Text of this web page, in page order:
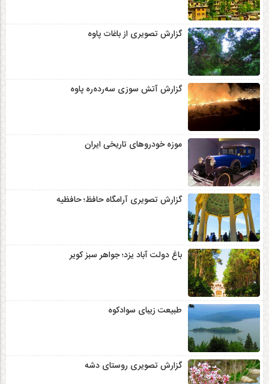
گزارش تصویری از باغات پاوه
گزارش آتش سوزی سەردەرە پاوه
موزه خودروهای تاریخی ایران
گزارش تصویری آرامگاه حافظ؛ حافظیه‎
باغ دولت آباد یزد؛ جواهر سبز کویر
طبیعت زیبای سوادکوه
گزارش تصویری روستای دشه